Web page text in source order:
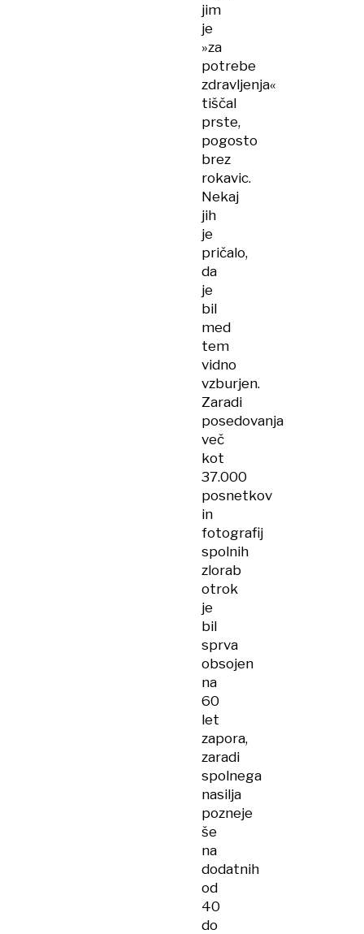
jim
je
»za
potrebe
zdravljenja«
tiščal
prste,
pogosto
brez
rokavic.
Nekaj
jih
je
pričalo,
da
je
bil
med
tem
vidno
vzburjen.
Zaradi
posedovanja
več
kot
37.000
posnetkov
in
fotografij
spolnih
zlorab
otrok
je
bil
sprva
obsojen
na
60
let
zapora,
zaradi
spolnega
nasilja
pozneje
še
na
dodatnih
od
40
do